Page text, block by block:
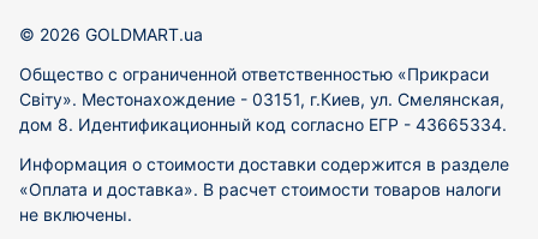
© 2026 GOLDMART.ua
Общество с ограниченной ответственностью «Прикраси
Світу». Местонахождение - 03151, г.Киев, ул. Смелянская,
дом 8. Идентификационный код согласно ЕГР - 43665334.
Информация о стоимости доставки содержится в разделе
«Оплата и доставка». В расчет стоимости товаров налоги
не включены.